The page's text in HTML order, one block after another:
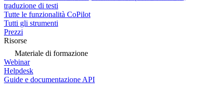
traduzione di testi
Tutte le funzionalità CoPilot
Tutti gli strumenti
Prezzi
Risorse
Materiale di formazione
Webinar
Helpdesk
Guide e documentazione API